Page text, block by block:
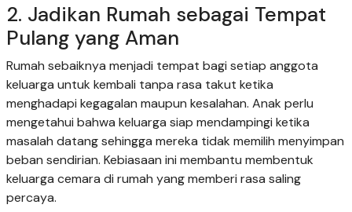
2. Jadikan Rumah sebagai Tempat
Pulang yang Aman
Rumah sebaiknya menjadi tempat bagi setiap anggota
keluarga untuk kembali tanpa rasa takut ketika
menghadapi kegagalan maupun kesalahan. Anak perlu
mengetahui bahwa keluarga siap mendampingi ketika
masalah datang sehingga mereka tidak memilih menyimpan
beban sendirian. Kebiasaan ini membantu membentuk
keluarga cemara di rumah yang memberi rasa saling
percaya.